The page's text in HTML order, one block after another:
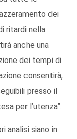
dei
ritardi nella
anche una
dei tempi di
consentirà,
presso il
per l’utenza”.
analisi siano in